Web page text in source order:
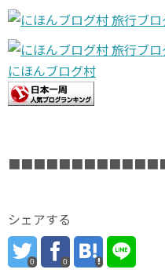
にほんブログ村
シェアする
0 0